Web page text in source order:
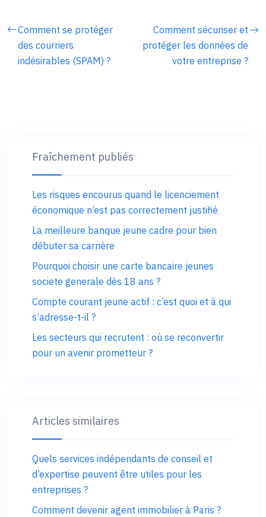
Comment se protéger
des courriers
indésirables (SPAM) ?
Comment sécuriser et
protéger les données de
votre entreprise ?
Fraîchement publiés
Les risques encourus quand le licenciement
économique n’est pas correctement justifié
La meilleure banque jeune cadre pour bien
débuter sa carrière
Pourquoi choisir une carte bancaire jeunes
societe generale dès 18 ans ?
Compte courant jeune actif : c’est quoi et à qui
s’adresse-t-il ?
Les secteurs qui recrutent : où se reconvertir
pour un avenir prometteur ?
Articles similaires
Quels services indépendants de conseil et
d’expertise peuvent être utiles pour les
entreprises ?
Comment devenir agent immobilier à Paris ?